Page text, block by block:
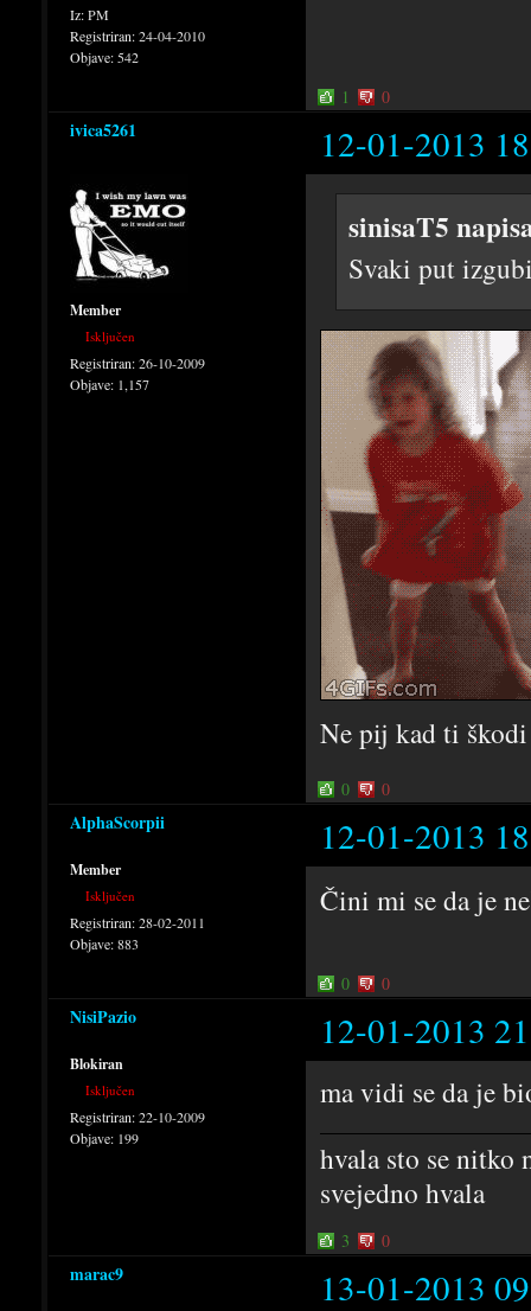
Iz:PM
Registriran:24-04-2010
Objave: 542
1 0
ivica5261 12-01-2013
Member
Isključen
Registriran:26-10-2009
Objave: 1,157
sinisaT5
Svaki put
Ne pij kad ti škodi
0 0
AlphaScorpii 12-01-2013
Member
Isključen
Registriran:28-02-2011
Objave:883
Čini mi se da je
0 0
NisiPazio 12-01-2013
Blokiran
Isključen
Registriran:22-10-2009
Objave: 199
ma vidi se da je
hvala sto se
svejedno hvala
3 0
marac9 13-01-2013